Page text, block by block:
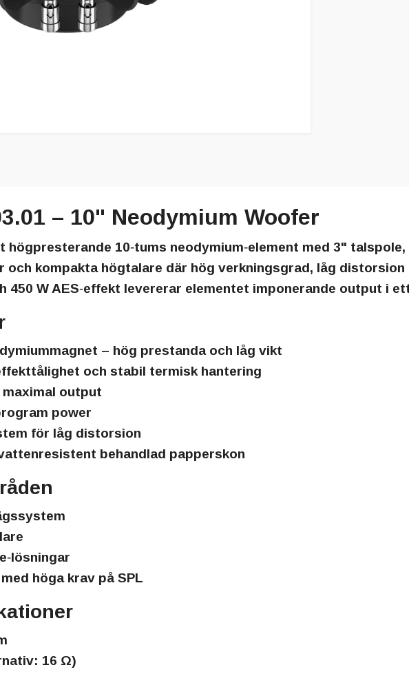
– 10" Neodymium Woofer
högpresterande 10‑tums neodymium‑element med 3"
och kompakta högtalare där hög verkningsgrad, låg
450 W AES‑effekt levererar elementet imponerande output i
– hög prestanda och låg vikt
och stabil termisk hantering
output
power
för låg distorsion
behandlad papperskon
höga krav på SPL
16 Ω)